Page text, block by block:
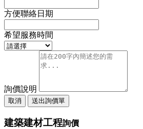
方便聯絡日期
希望服務時間
詢價說明
取消 送出詢價單
建築建材工程詢價